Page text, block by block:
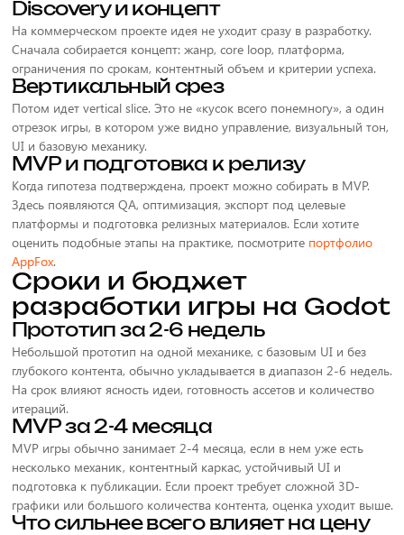
Discovery и концепт
На коммерческом проекте идея не уходит сразу в разработку.
Сначала собирается концепт: жанр, core loop, платформа,
ограничения по срокам, контентный объем и критерии успеха.
Вертикальный срез
Потом идет vertical slice. Это не «кусок всего понемногу», а один
отрезок игры, в котором уже видно управление, визуальный тон,
UI и базовую механику.
MVP и подготовка к релизу
Когда гипотеза подтверждена, проект можно собирать в MVP.
Здесь появляются QA, оптимизация, экспорт под целевые
платформы и подготовка релизных материалов. Если хотите
оценить подобные этапы на практике, посмотрите портфолио
AppFox.
Сроки и бюджет
разработки игры на Godot
Прототип за 2-6 недель
Небольшой прототип на одной механике, с базовым UI и без
глубокого контента, обычно укладывается в диапазон 2-6 недель.
На срок влияют ясность идеи, готовность ассетов и количество
итераций.
MVP за 2-4 месяца
MVP игры обычно занимает 2-4 месяца, если в нем уже есть
несколько механик, контентный каркас, устойчивый UI и
подготовка к публикации. Если проект требует сложной 3D-
графики или большого количества контента, оценка уходит выше.
Что сильнее всего влияет на цену